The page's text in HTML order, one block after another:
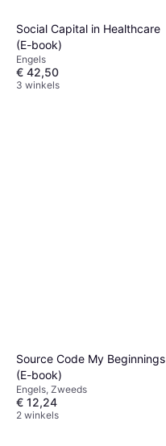
Social Capital in Healthcare
(E-book)
Engels
€ 42,50
3 winkels
Source Code My Beginnings
(E-book)
Engels, Zweeds
€ 12,24
2 winkels